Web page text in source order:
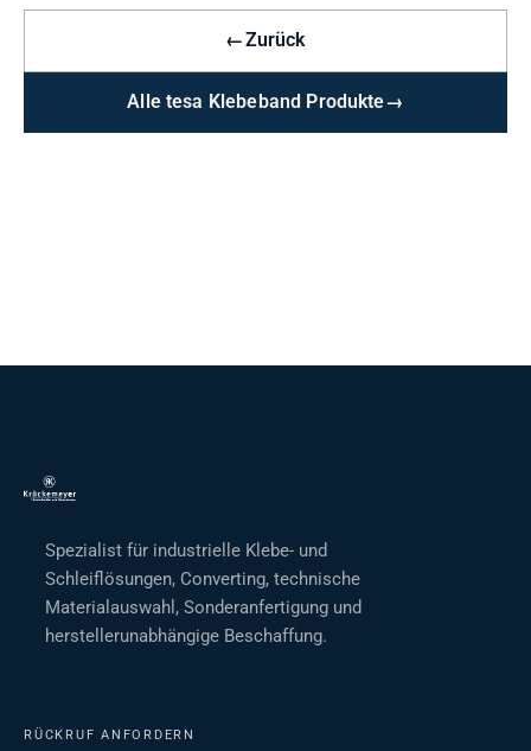
←Zurück
Alle tesa Klebeband Produkte→
Spezialist für industrielle Klebe- und
Schleiflösungen, Converting, technische
Materialauswahl, Sonderanfertigung und
herstellerunabhängige Beschaffung.
RÜCKRUF ANFORDERN